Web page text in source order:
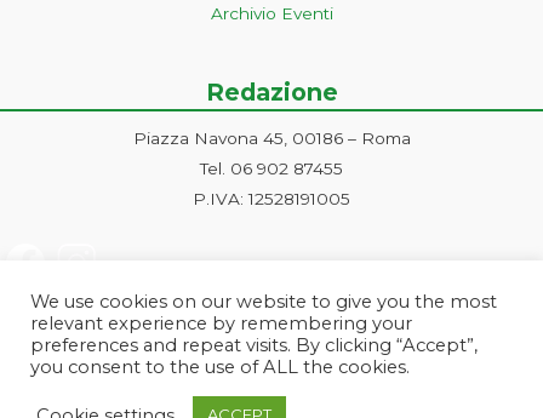
Archivio Eventi
Redazione
Piazza Navona 45, 00186 – Roma
Tel. 06 902 87455
P.IVA: 12528191005
We use cookies on our website to give you the most
relevant experience by remembering your
preferences and repeat visits. By clicking “Accept”,
you consent to the use of ALL the cookies.